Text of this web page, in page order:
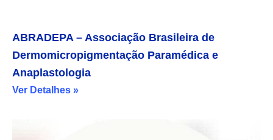
ABRADEPA – Associação Brasileira de
Dermomicropigmentação Paramédica e
Anaplastologia
Ver Detalhes »